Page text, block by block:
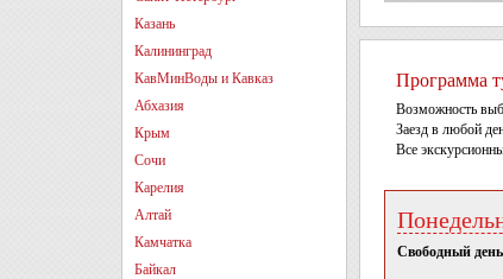
Казань
Калининград
КавМинВоды и Кавказ
Абхазия
Крым
Сочи
Карелия
Алтай
Камчатка
Байкал
Программа
Возможность
Заезд в любой
Все
Свободный